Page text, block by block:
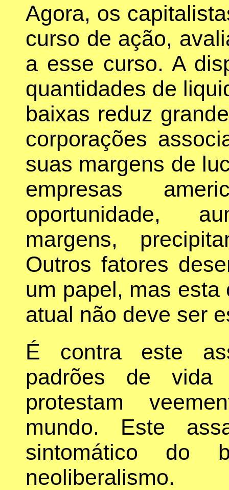
Agora, os
curso de ação,
a esse curso. A
quantidades de
baixas reduz
corporações
suas margens de
empresas
oportunidade,
margens,
Outros fatores
um papel, mas
atual não deve ser
É contra este
padrões de vida
protestam
mundo. Este
sintomático do
neoliberalismo.